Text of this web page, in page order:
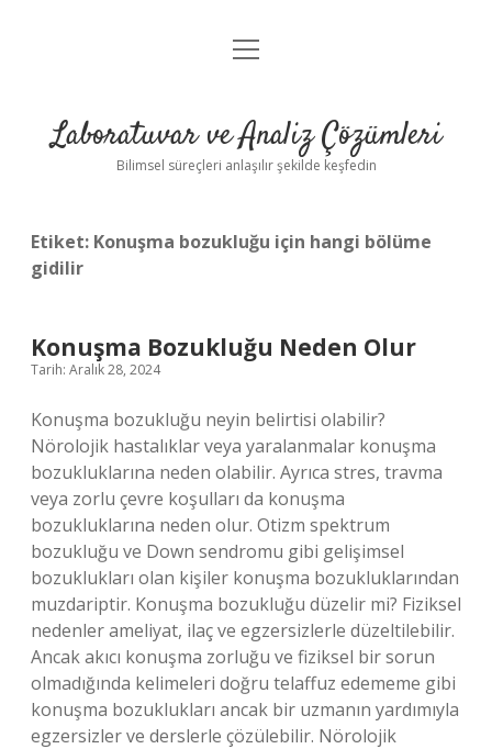
Anasayfa
Yasal Uyarı
menüyü
Laboratuvar ve Analiz Çözümleri
Bilimsel süreçleri anlaşılır şekilde keşfedin
Etiket: Konuşma bozukluğu için hangi bölüme
gidilir
Konuşma Bozukluğu Neden Olur
Tarih: Aralık 28, 2024
Konuşma bozukluğu neyin belirtisi olabilir?
Nörolojik hastalıklar veya yaralanmalar konuşma
bozukluklarına neden olabilir. Ayrıca stres, travma
veya zorlu çevre koşulları da konuşma
bozukluklarına neden olur. Otizm spektrum
bozukluğu ve Down sendromu gibi gelişimsel
bozuklukları olan kişiler konuşma bozukluklarından
muzdariptir. Konuşma bozukluğu düzelir mi? Fiziksel
nedenler ameliyat, ilaç ve egzersizlerle düzeltilebilir.
Ancak akıcı konuşma zorluğu ve fiziksel bir sorun
olmadığında kelimeleri doğru telaffuz edememe gibi
konuşma bozuklukları ancak bir uzmanın yardımıyla
egzersizler ve derslerle çözülebilir. Nörolojik